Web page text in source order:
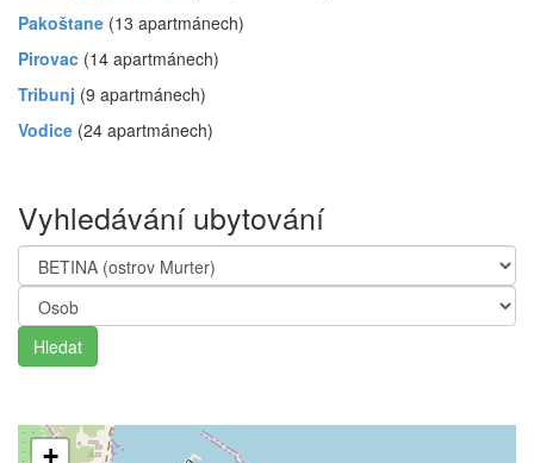
Pakoštane (13 apartmánech)
Pirovac (14 apartmánech)
Tribunj (9 apartmánech)
Vodice (24 apartmánech)
Vyhledávání ubytování
Hledat
+